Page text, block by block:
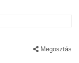
Megosztás